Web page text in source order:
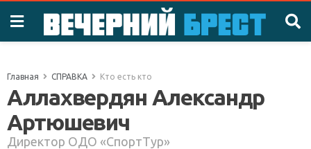
Главная СПРАВКА Кто есть кто
Аллахвердян Александр
Артюшевич
Директор ОДО «СпортТур»